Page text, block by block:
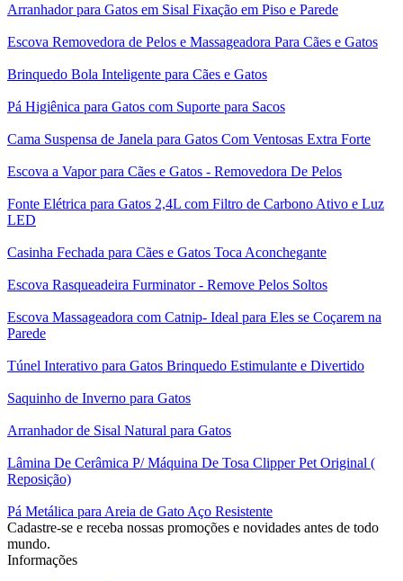
Arranhador para Gatos em Sisal Fixação em Piso e Parede
Escova Removedora de Pelos e Massageadora Para Cães e Gatos
Brinquedo Bola Inteligente para Cães e Gatos
Pá Higiênica para Gatos com Suporte para Sacos
Cama Suspensa de Janela para Gatos Com Ventosas Extra Forte
Escova a Vapor para Cães e Gatos - Removedora De Pelos
Fonte Elétrica para Gatos 2,4L com Filtro de Carbono Ativo e Luz
LED
Casinha Fechada para Cães e Gatos Toca Aconchegante
Escova Rasqueadeira Furminator - Remove Pelos Soltos
Escova Massageadora com Catnip- Ideal para Eles se Coçarem na
Parede
Túnel Interativo para Gatos Brinquedo Estimulante e Divertido
Saquinho de Inverno para Gatos
Arranhador de Sisal Natural para Gatos
Lâmina De Cerâmica P/ Máquina De Tosa Clipper Pet Original (
Reposição)
Pá Metálica para Areia de Gato Aço Resistente
Cadastre-se e receba nossas promoções e novidades antes de todo
mundo.
Informações